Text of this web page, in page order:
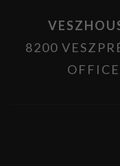
8200